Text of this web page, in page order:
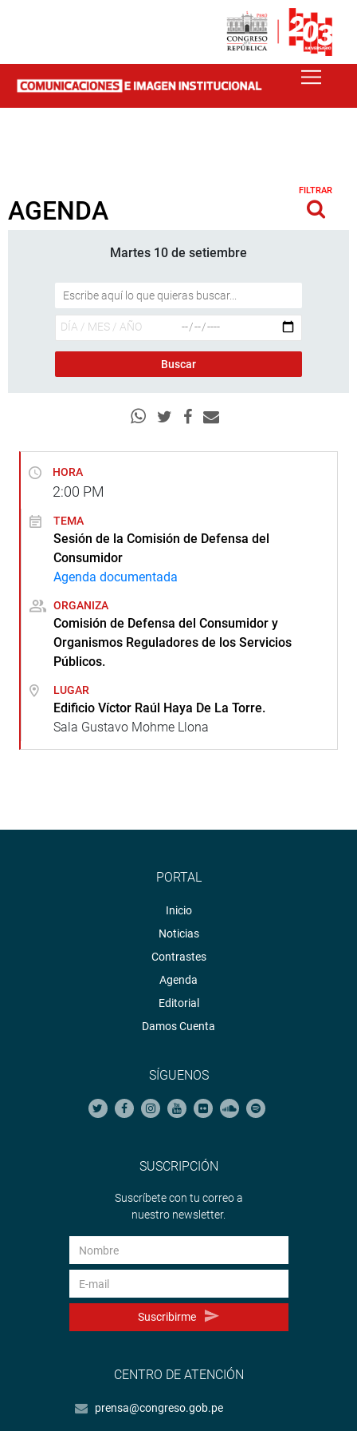
AGENDA
FILTRAR
Martes 10 de setiembre
HORA
2:00 PM
TEMA
Sesión de la Comisión de Defensa del
Consumidor
Agenda documentada
ORGANIZA
Comisión de Defensa del Consumidor y
Organismos Reguladores de los Servicios
Públicos.
LUGAR
Edificio Víctor Raúl Haya De La Torre.
Sala Gustavo Mohme Llona
PORTAL
Inicio
Noticias
Contrastes
Agenda
Editorial
Damos Cuenta
SÍGUENOS
SUSCRIPCIÓN
Suscríbete con tu correo a
nuestro newsletter.
Suscribirme
CENTRO DE ATENCIÓN
prensa@congreso.gob.pe